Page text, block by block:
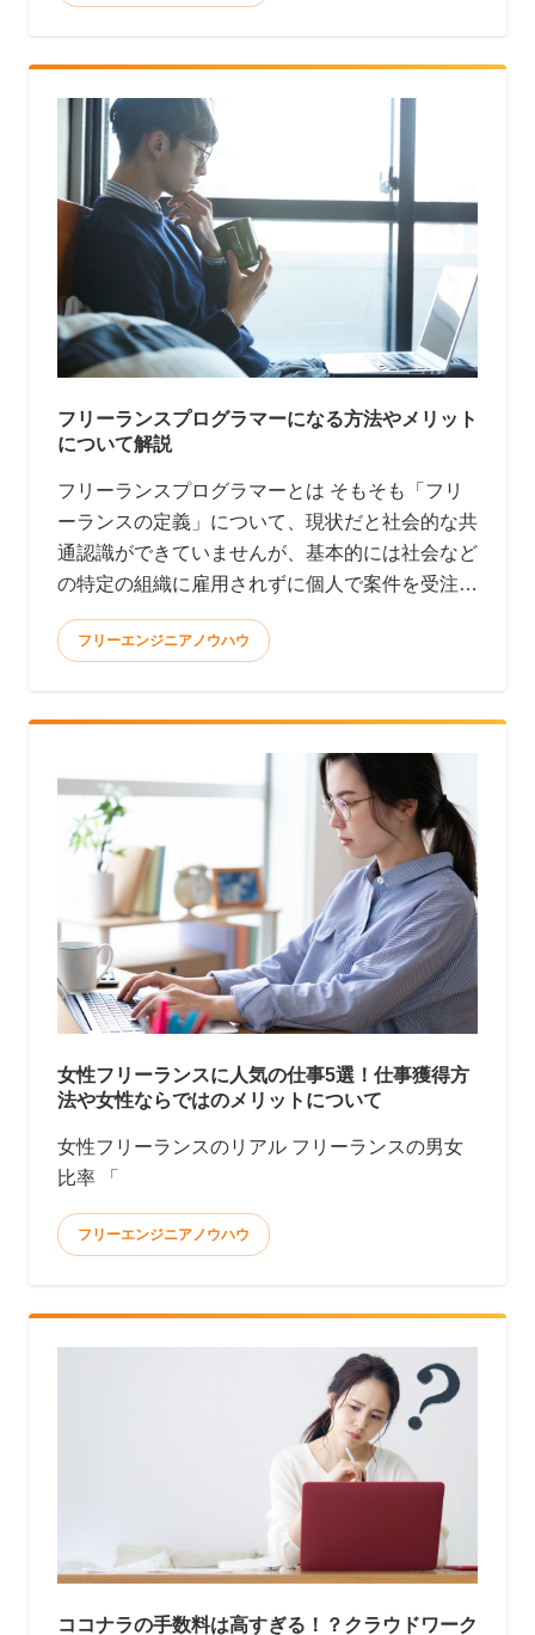
フリーランスプログラマーになる方法やメリット
について解説
フリーランスプログラマーとは そもそも「フリ
ーランスの定義」について、現状だと社会的な共
通認識ができていませんが、基本的には社会など
の特定の組織に雇用されずに個人で案件を受注し
フリーエンジニアノウハウ
女性フリーランスに人気の仕事5選！仕事獲得方
法や女性ならではのメリットについて
女性フリーランスのリアル フリーランスの男女
比率 「
フリーエンジニアノウハウ
ココナラの手数料は高すぎる！？クラウドワーク